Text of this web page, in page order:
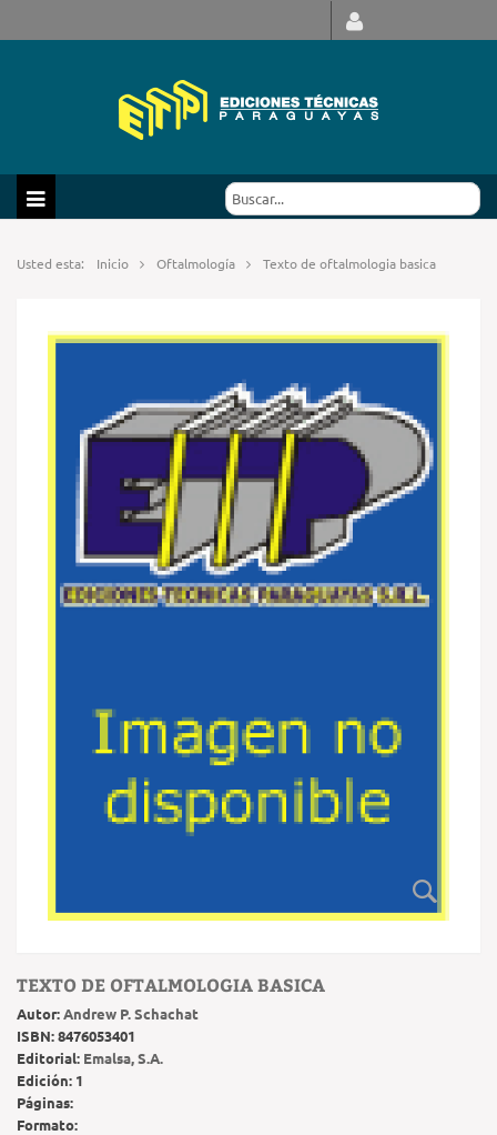
Usted esta: Inicio Oftalmología Texto de oftalmologia basica
TEXTO DE OFTALMOLOGIA BASICA
Autor:Andrew P. Schachat
ISBN:8476053401
Editorial: Emalsa, S.A.
Edición: 1
Páginas:
Formato: